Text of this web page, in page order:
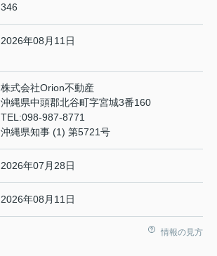
346
2026年08月11日
株式会社Orion不動産
沖縄県中頭郡北谷町字宮城3番160
TEL:098-987-8771
沖縄県知事 (1) 第5721号
2026年07月28日
2026年08月11日
情報の見方